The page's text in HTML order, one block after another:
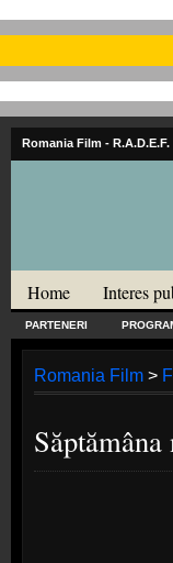
Romania Film - R.A.D.E.F.
Home Interes
PARTENERI
Romania Film>